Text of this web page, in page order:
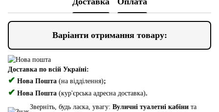
Варіанти отримання товару:
Доставка по всій Україні:
✔ Нова Пошта (на відділення);
✔ Нова Пошта (кур'єрська адресна доставка).
Зверніть, будь ласка, увагу: Вуличні туалетні кабіни та